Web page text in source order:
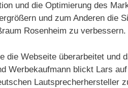
und die Optimierung des
und zum Anderen die
Rosenheim zu verbessern.
die Webseite überarbeitet und
Werbekaufmann blickt Lars
Lautsprecherhersteller